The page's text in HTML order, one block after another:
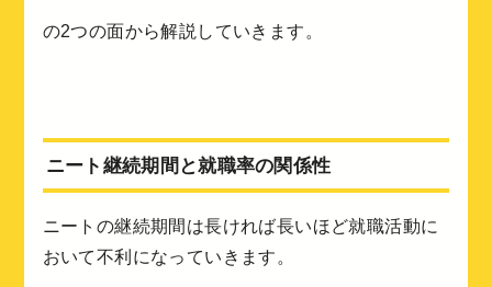
の2つの面から解説していきます。
ニート継続期間と就職率の関係性
ニートの継続期間は長ければ長いほど就職活動に
おいて不利になっていきます。